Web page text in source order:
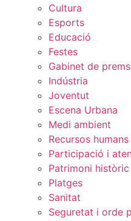
Cultura
Esports
Educació
Festes
Gabinet de
Indústria
Joventut
Escena Urbana
Medi ambient
Recursos humans
Participació i
Patrimoni històric
Platges
Sanitat
Seguretat i orde